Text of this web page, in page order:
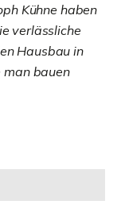
Kühne haben
verlässliche
Hausbau in
man bauen